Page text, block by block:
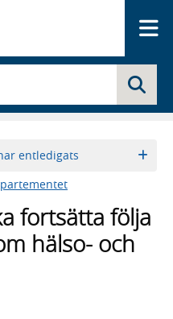
entledigats
fortsätta följa
hälso- och